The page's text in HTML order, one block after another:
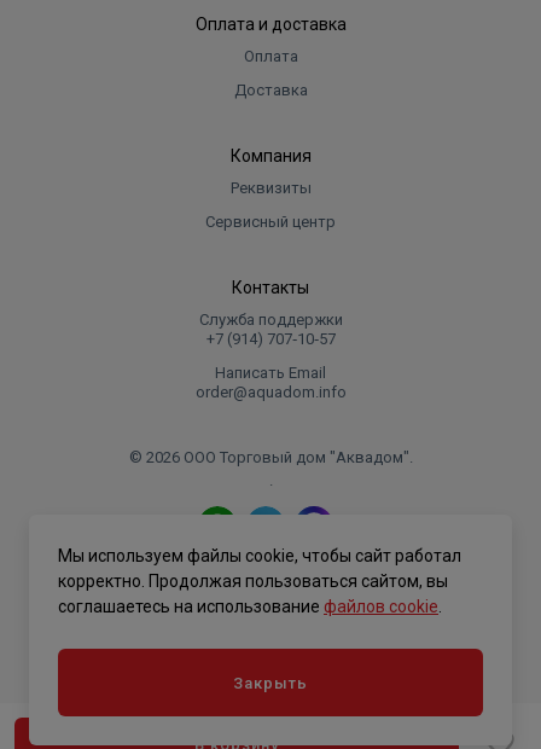
В корзину
Оплата и доставка
Оплата
Доставка
Компания
Реквизиты
Сервисный центр
Контакты
Служба поддержки
+7 (914) 707‑10‑57
Написать Email
order@aquadom.info
© 2026 ООО Торговый дом "Аквадом".
.
Политика конфиденциальности
Мы используем файлы cookie, чтобы сайт работал
корректно. Продолжая пользоваться сайтом, вы
соглашаетесь на использование файлов cookie
Закрыть